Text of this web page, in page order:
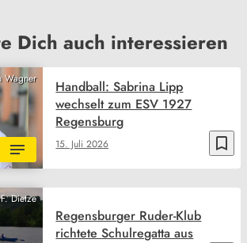
Dich auch interessieren
Wagner
bookmark_border
15. Juli 2026
Handball: Sabrina Lipp
wechselt zum ESV 1927
Regensburg
Dietze
Regensburger Ruder-Klub
richtete Schulregatta aus